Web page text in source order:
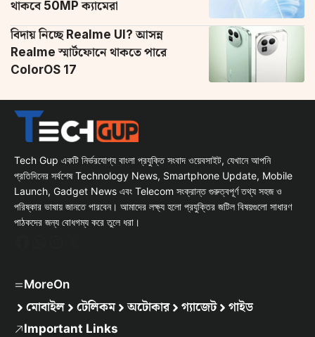
থাকবে 50MP ক্যামেরা
বিদায় নিচ্ছে Realme UI? আসন্ন
Realme স্মার্টফোনে থাকতে পারে
ColorOS 17
Tech Gup একটি নির্ভরযোগ্য বাংলা প্রযুক্তি সংবাদ ওয়েবসাইট, যেখানে আপনি
প্রতিদিনের সর্বশেষ Technology News, Smartphone Update, Mobile
Launch, Gadget News এবং Telecom সংক্রান্ত গুরুত্বপূর্ণ তথ্য সহজ ও
পরিষ্কার ভাষায় জানতে পারবেন। আমাদের লক্ষ্য হলো প্রযুক্তির জটিল বিষয়গুলো সাধারণ
পাঠকদের জন্য বোধগম্য করে তুলে ধরা।
MoreOn
মোবাইল টেলিকম অটোকার গ্যাজেট গাইড
Important Links